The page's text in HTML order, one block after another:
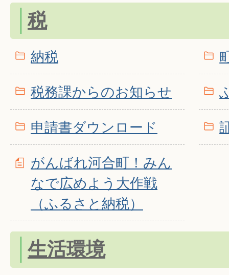
税
納税
税務課からのお知らせ
申請書ダウンロード
がんばれ河合町！みん
なで広めよう大作戦
（ふるさと納税）
生活環境